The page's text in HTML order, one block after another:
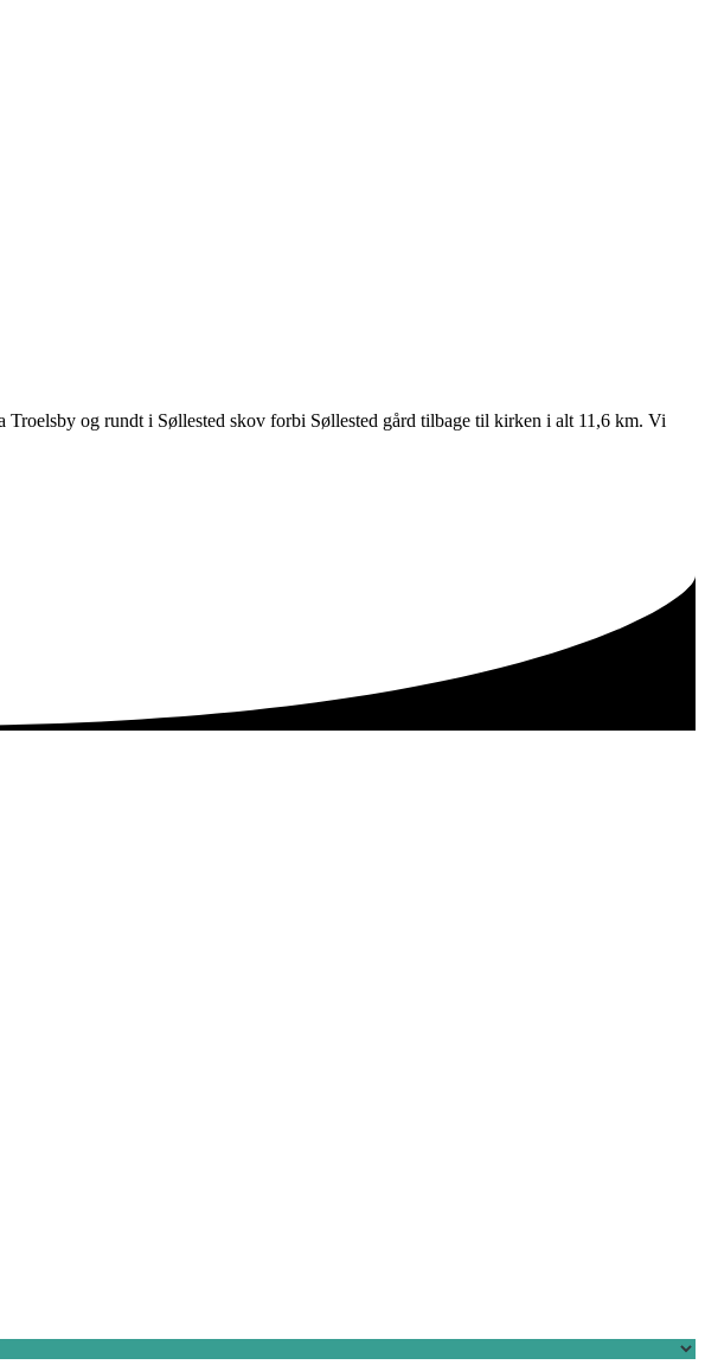
og rundt i Søllested skov forbi Søllested gård tilbage til kirken i alt 11,6 km. Vi